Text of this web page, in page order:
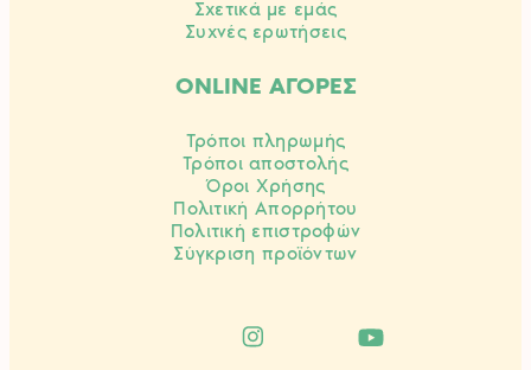
Σχετικά με εμάς
Συχνές ερωτήσεις
ONLINE ΑΓΟΡΕΣ
Τρόποι πληρωμής
Τρόποι αποστολής
Όροι Χρήσης
Πολιτική Απορρήτου
Πολιτική επιστροφών
Σύγκριση προϊόντων